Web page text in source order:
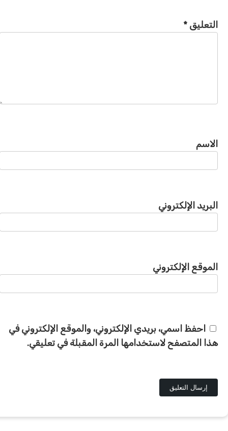
التعليق*
الاسم
البريد الإلكتروني
الموقع الإلكتروني
احفظ اسمي، بريدي الإلكتروني، والموقع الإلكتروني في
هذا المتصفح لاستخدامها المرة المقبلة في تعليقي.